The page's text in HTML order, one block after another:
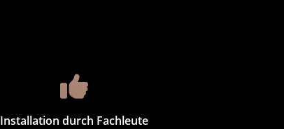
Installation durch Fachleute